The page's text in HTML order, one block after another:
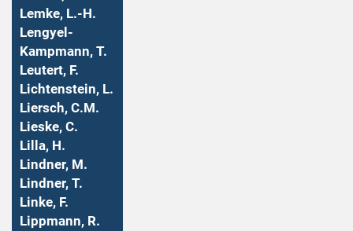
Lemke, L.-H.
Lengyel-
Kampmann, T.
Leutert, F.
Lichtenstein, L.
Liersch, C.M.
Lieske, C.
Lilla, H.
Lindner, M.
Lindner, T.
Linke, F.
Lippmann, R.